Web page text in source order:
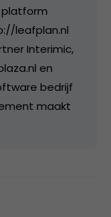
leafplan.nl
Interimic,
en
bedrijf
maakt